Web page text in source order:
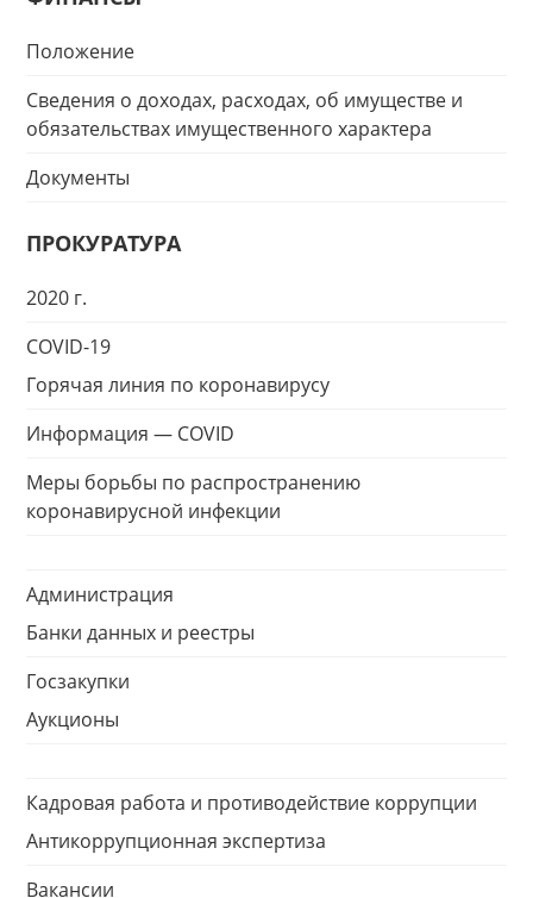
Положение
Сведения о доходах, расходах, об имуществе и
обязательствах имущественного характера
Документы
ПРОКУРАТУРА
2020 г.
COVID-19
Горячая линия по коронавирусу
Информация — COVID
Меры борьбы по распространению
коронавирусной инфекции
Администрация
Банки данных и реестры
Госзакупки
Аукционы
Кадровая работа и противодействие коррупции
Антикоррупционная экспертиза
Вакансии